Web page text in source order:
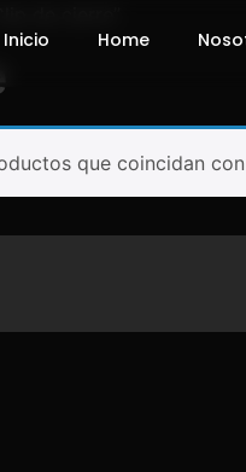
Inicio Home
de cierre”
que coincidan